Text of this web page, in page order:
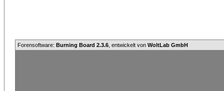
Forensoftware: Burning Board 2.3.6 , entwickelt von WoltLab GmbH